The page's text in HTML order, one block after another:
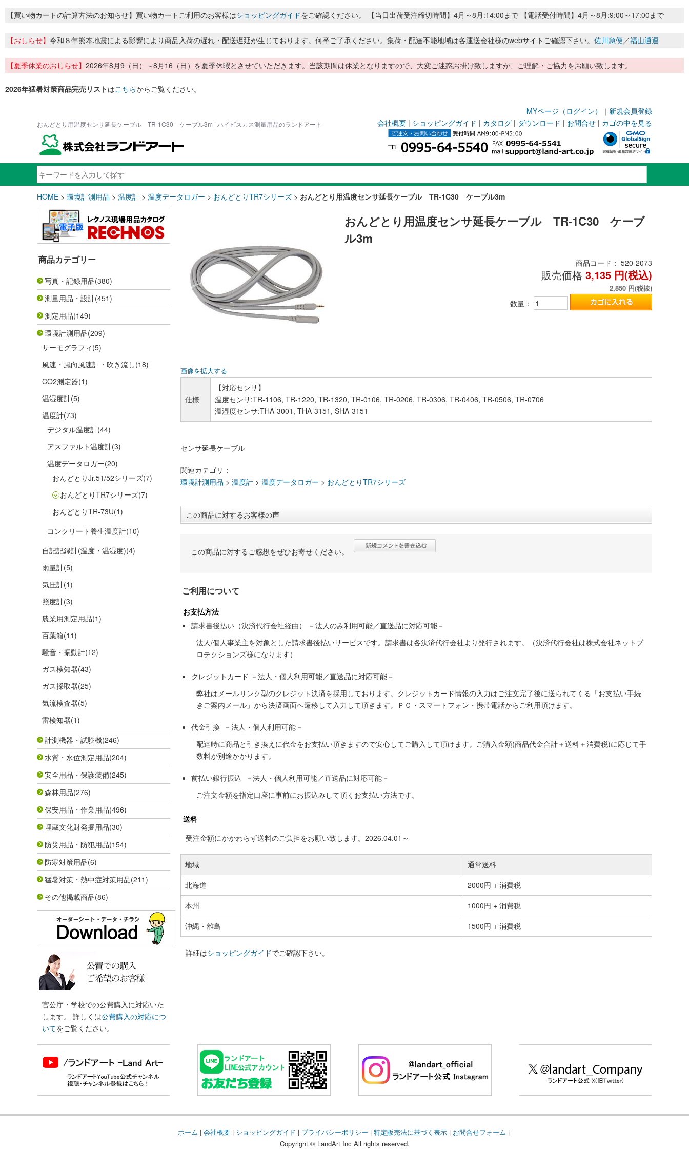
【買い物カートの計算方法のお知らせ】買い物カートご利用のお客様はショッピングガイドをご確認ください。 【当日出荷受注締切時間】4月～8月:14:00まで 【電話受付時間】4月～8月:9:00～17:00まで
【おしらせ】 令和８年熊本地震による影響により商品入荷の遅れ・配送遅延が生じております。何卒ご了承ください。集荷・配達不能地域は各運送会社様のwebサイトご確認下さい。 佐川急便／福山通運
【夏季休業のおしらせ】 2026年8月9（日）～8月16（日）を夏季休暇とさせていただきます。当該期間は休業となりますので、大変ご迷惑お掛け致しますが、ご理解・ご協力をお願い致します。
2026年猛暑対策商品完売リストはこちらからご覧ください。
MYページ（ログイン） ｜ 新規会員登録
おんどとり用温度センサ延長ケーブル TR-1C30 ケーブル3m | ハイビスカス測量用品のランドアート 会社概要 | ショッピングガイド | カタログ | ダウンロード | お問合せ | カゴの中を見る
HOME > 環境計測用品 > 温度計 > 温度データロガー > おんどとりTR7シリーズ > おんどとり用温度センサ延長ケーブル TR-1C30 ケーブル3m
商品カテゴリー
写真・記録用品(380)
測量用品・設計(451)
測定用品(149)
環境計測用品(209)
サーモグラフィ (5)
風速・風向風速計・吹き流し(18)
CO2測定器(1)
温湿度計(5)
温度計(73)
デジタル温度計(44)
アスファルト温度計(3)
温度データロガー(20)
おんどとりJr.51/52シリーズ(7)
おんどとりTR7シリーズ(7)
おんどとりTR-73U(1)
コンクリート養生温度計(10)
自記記録計(温度・温湿度)(4)
雨量計(5)
気圧計(1)
照度計(3)
農業用測定用品(1)
百葉箱(11)
騒音・振動計(12)
ガス検知器(43)
ガス採取器(25)
気流検査器(5)
雷検知器(1)
計測機器・試験機(246)
水質・水位測定用品(204)
安全用品・保護装備(245)
森林用品(276)
保安用品・作業用品(496)
埋蔵文化財発掘用品(30)
防災用品・防犯用品(154)
防寒対策用品(6)
猛暑対策・熱中症対策用品(211)
その他掲載商品(86)
官公庁・学校での公費購入に対応いた
します。 詳しくは公費購入の対応につ
いてをご覧ください。
画像を拡大する
おんどとり用温度センサ延長ケーブル TR-1C30 ケーブ
ル3m
商品コード： 520-2073
販売価格 3,135 円(税込)
2,850 円(税抜)
数量：
仕様
【対応センサ】
温度センサ:TR-1106, TR-1220, TR-1320, TR-0106, TR-0206, TR-0306, TR-0406, TR-0506, TR-0706
温湿度センサ:THA-3001, THA-3151, SHA-3151
センサ延長ケーブル
関連カテゴリ：
環境計測用品 > 温度計 > 温度データロガー > おんどとりTR7シリーズ
この商品に対するお客様の声
この商品に対するご感想をぜひお寄せください。
ご利用について
お支払方法
請求書後払い（決済代行会社経由） －法人のみ利用可能／直送品に対応可能－
法人/個人事業主を対象とした請求書後払いサービスです。請求書は各決済代行会社より発行されます。（決済代行会社は株式会社ネットプ
ロテクションズ様になります）
クレジットカード －法人・個人利用可能／直送品に対応可能－
弊社はメールリンク型のクレジット決済を採用しております。クレジットカード情報の入力はご注文完了後に送られてくる「お支払い手続
きご案内メール」から決済画面へ遷移して入力して頂きます。ＰＣ・スマートフォン・携帯電話からご利用頂けます。
代金引換 －法人・個人利用可能－
配達時に商品と引き換えに代金をお支払い頂きますので安心してご購入して頂けます。ご購入金額(商品代金合計＋送料＋消費税)に応じて手
数料が別途かかります。
前払い銀行振込 －法人・個人利用可能／直送品に対応可能－
ご注文金額を指定口座に事前にお振込みして頂くお支払い方法です。
送料
受注金額にかかわらず送料のご負担をお願い致します。2026.04.01～
地域
通常送料
北海道
2000円 + 消費税
本州
1000円 + 消費税
沖縄・離島
1500円 + 消費税
詳細はショッピングガイドでご確認下さい。
ホーム | 会社概要| ショッピングガイド | プライバシーポリシー | 特定販売法に基づく表示| お問合せフォーム |
Copyright © LandArt Inc All rights reserved.